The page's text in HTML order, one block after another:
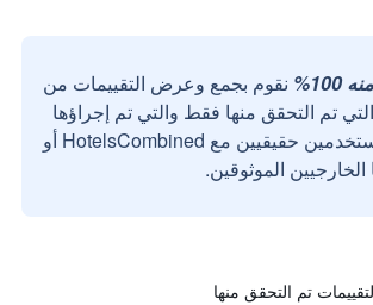
نقوم بجمع وعرض التقييمات من
تم التحقق منها فقط والتي تم إجراؤها
بواسطة مستخدمين حقيقيين مع HotelsCombined أو
الموثوقين.